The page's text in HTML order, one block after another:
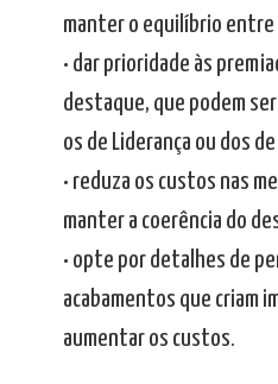
manter o equilíbrio entre
• dar prioridade às
destaque, que podem
os de Liderança ou dos
• reduza os custos nas
manter a coerência do
• opte por detalhes de
acabamentos que criam
aumentar os custos.